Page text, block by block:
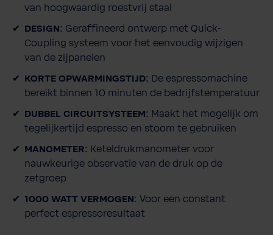
van hoogwaardig roestvrij staal
DESIGN: Geraffineerd ontwerp met Quick-
Coupling systeem voor het eenvoudig wijzigen
van de zijpanelen
KORTE OPWARMINGSTIJD: De espressomachine
bereikt binnen 10 minuten de bedrijfstemperatuur
DUBBEL CIRCUITSYSTEEM: Maakt het mogelijk om
tegelijkertijd espresso en stoom te gebruiken
MANOMETER: Keteldrukmanometer voor
nauwkeurige observatie van de druk op de
zetgroep
1000 WATT VERMOGEN: Voor een constant
perfect espressoresultaat